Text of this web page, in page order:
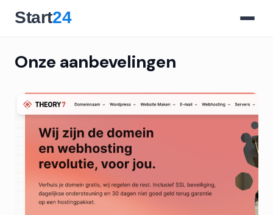
Onze aanbevelingen